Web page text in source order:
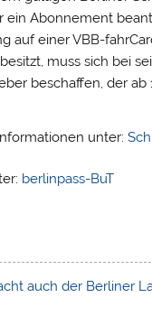
ein Abonnement
auf einer VBB-
besitzt, muss sich bei
beschaffen, der ab
unter:
berlinpass-BuT
auch der Berliner